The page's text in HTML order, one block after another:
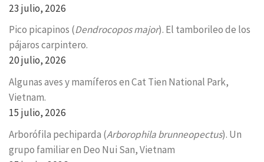
23 julio, 2026
Pico picapinos (Dendrocopos major). El tamborileo de los
pájaros carpintero.
20 julio, 2026
Algunas aves y mamíferos en Cat Tien National Park,
Vietnam.
15 julio, 2026
Arborófila pechiparda (Arborophila brunneopectus). Un
grupo familiar en Deo Nui San, Vietnam